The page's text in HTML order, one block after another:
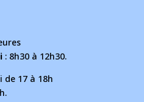
: 8h30 à 12h30.
de 17 à 18h